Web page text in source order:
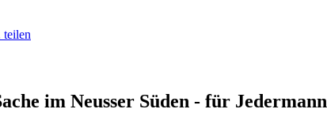
teilen
im Neusser Süden - für Jedermann